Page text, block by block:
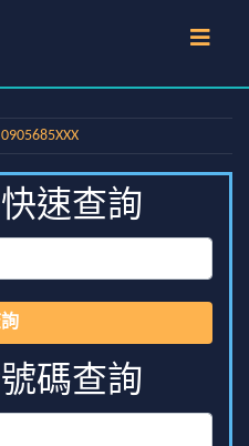
0905685XXX
速查詢
碼查詢